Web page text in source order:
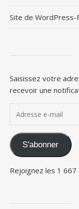
Site de WordPress-
Saisissez votre
recevoir une
S'abonner
Rejoignez les 1